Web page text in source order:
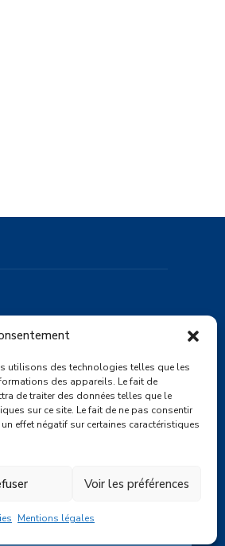
utilisons des technologies telles que les
des appareils. Le fait de
de traiter des données telles que le
sur ce site. Le fait de ne pas consentir
effet négatif sur certaines caractéristiques
Voir les préférences
Mentions légales
cookies (UE)